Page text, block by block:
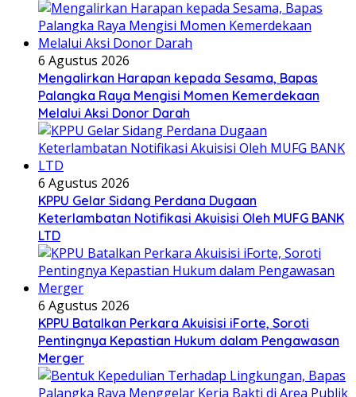
6 Agustus 2026
Mengalirkan Harapan kepada Sesama, Bapas
Palangka Raya Mengisi Momen Kemerdekaan
Melalui Aksi Donor Darah
6 Agustus 2026
KPPU Gelar Sidang Perdana Dugaan
Keterlambatan Notifikasi Akuisisi Oleh MUFG BANK
LTD
6 Agustus 2026
KPPU Batalkan Perkara Akuisisi iForte, Soroti
Pentingnya Kepastian Hukum dalam Pengawasan
Merger